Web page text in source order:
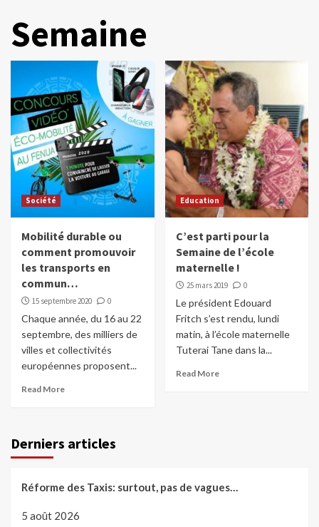
Semaine
Société
Mobilité durable ou
comment promouvoir
les transports en
commun…
15 septembre 2020 0
Chaque année, du 16 au 22
septembre, des milliers de
villes et collectivités
européennes proposent...
Read More
Education
C’est parti pour la
Semaine de l’école
maternelle !
25 mars 2019 0
Le président Edouard
Fritch s’est rendu, lundi
matin, à l’école maternelle
Tuterai Tane dans la...
Read More
Derniers articles
Réforme des Taxis: surtout, pas de vagues…
5 août 2026